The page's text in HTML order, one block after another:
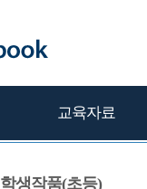
교육자료
학생작품(초등)